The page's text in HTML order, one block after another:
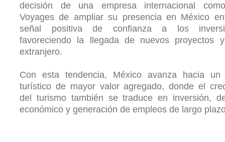
decisión de una empresa internacional
Voyages de ampliar su presencia en México
señal positiva de confianza a los
favoreciendo la llegada de nuevos proyectos
extranjero.
Con esta tendencia, México avanza hacia un
turístico de mayor valor agregado, donde el
del turismo también se traduce en inversión,
económico y generación de empleos de largo